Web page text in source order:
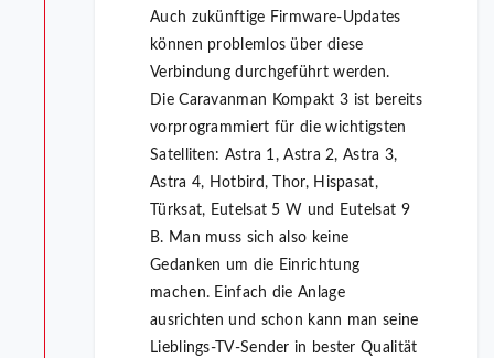
Auch zukünftige Firmware-Updates
können problemlos über diese
Verbindung durchgeführt werden.
Die Caravanman Kompakt 3 ist bereits
vorprogrammiert für die wichtigsten
Satelliten: Astra 1, Astra 2, Astra 3,
Astra 4, Hotbird, Thor, Hispasat,
Türksat, Eutelsat 5 W und Eutelsat 9
B. Man muss sich also keine
Gedanken um die Einrichtung
machen. Einfach die Anlage
ausrichten und schon kann man seine
Lieblings-TV-Sender in bester Qualität